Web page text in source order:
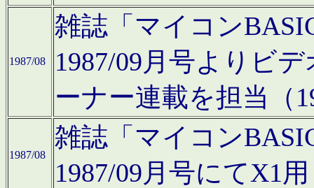
1987/08
雑誌「マイコン
1987/09月号よりビ
ーナー連載を担当（
1987/08
雑誌「マイコン
1987/09月号にてX1